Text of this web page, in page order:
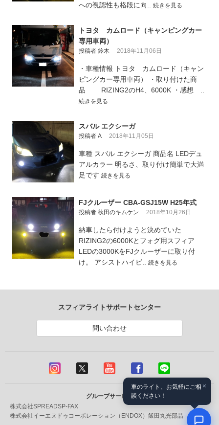
への視認性も格段に向.. 続きを見る
トヨタ カムロード（キャンピングカー
専用車両）
投稿者 鈴木 2018年11月06日
・車種情報 トヨタ カムロード（キャン
ピングカー専用車両） ・取り付けた商
品 RIZING2のH4、6000K ・感想 ..
続きを見る
スバル エクシーガ
投稿者 A 2018年11月05日
車種 スバル エクシーガ 商品名 LEDデュ
アルカラー 明るさ、取り付け簡単で大満
足です 続きを見る
FJクルーザー CBA-GSJ15W H25年式
投稿者 秋田のキムケン 2018年10月26日
納車したら付けようと決めていた
RIZING2の6000Kとフォグ用スフィア
LEDの3000KをFJクルーザーに取り付
け。 アシストハイビ.. 続きを見る
スフィアライトサポートセンター
問い合わせ
グループサービス
株式会社SPREADSP-FAX
株式会社イーエヌドゥコーポレーション（ENDOX） 飯田丸光部品
×
車のライト、お気軽にご相
談ください！